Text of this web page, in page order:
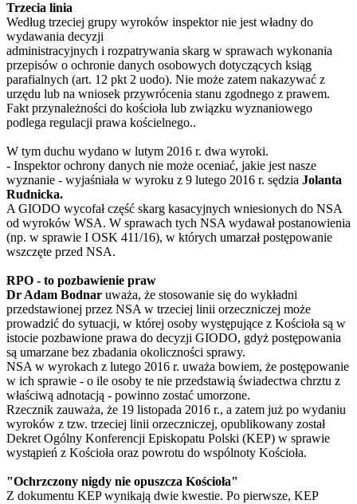
Trzecia linia
Według trzeciej grupy wyroków inspektor nie jest władny do
wydawania decyzji
administracyjnych i rozpatrywania skarg w sprawach wykonania
przepisów o ochronie danych osobowych dotyczących ksiąg
parafialnych (art. 12 pkt 2 uodo). Nie może zatem nakazywać z
urzędu lub na wniosek przywrócenia stanu zgodnego z prawem.
Fakt przynależności do kościoła lub związku wyznaniowego
podlega regulacji prawa kościelnego..
W tym duchu wydano w lutym 2016 r. dwa wyroki.
- Inspektor ochrony danych nie może oceniać, jakie jest nasze
wyznanie - wyjaśniała w wyroku z 9 lutego 2016 r. sędzia Jolanta
Rudnicka.
A GIODO wycofał część skarg kasacyjnych wniesionych do NSA
od wyroków WSA. W sprawach tych NSA wydawał postanowienia
(np. w sprawie I OSK 411/16), w których umarzał postępowanie
wszczęte przed NSA.
RPO - to pozbawienie praw
Dr Adam Bodnar uważa, że stosowanie się do wykładni
przedstawionej przez NSA w trzeciej linii orzeczniczej może
prowadzić do sytuacji, w której osoby występujące z Kościoła są w
istocie pozbawione prawa do decyzji GIODO, gdyż postępowania
są umarzane bez zbadania okoliczności sprawy.
NSA w wyrokach z lutego 2016 r. uważa bowiem, że postępowanie
w ich sprawie - o ile osoby te nie przedstawią świadectwa chrztu z
właściwą adnotacją - powinno zostać umorzone.
Rzecznik zauważa, że 19 listopada 2016 r., a zatem już po wydaniu
wyroków z tzw. trzeciej linii orzeczniczej, opublikowany został
Dekret Ogólny Konferencji Episkopatu Polski (KEP) w sprawie
wystąpień z Kościoła oraz powrotu do wspólnoty Kościoła.
"Ochrzczony nigdy nie opuszcza Kościoła"
Z dokumentu KEP wynikają dwie kwestie. Po pierwsze, KEP